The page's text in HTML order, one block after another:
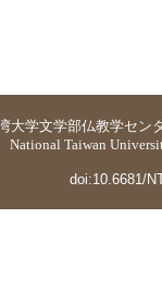
大学文学部仏教学セン
National Taiwan
doi:10.6681/